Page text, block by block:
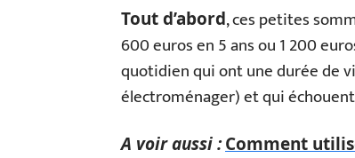
Tout d’abord, ces petites
600 euros en 5 ans ou 1 200
quotidien qui ont une durée de
électroménager) et qui
A voir aussi :Comment